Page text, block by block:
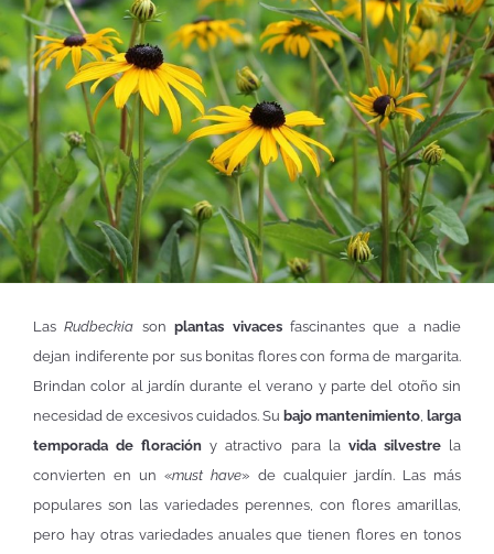
LasRudbeckia sonplantas vivaces fascinantes que a nadie
dejan indiferente por sus bonitas flores con forma de margarita.
Brindan color al jardín durante el verano y parte del otoño sin
necesidad de excesivos cuidados. Su bajo mantenimiento larga
temporada de floración y atractivo para la vida silvestrela
convierten en un «must have» de cualquier jardín. Las más
populares son las variedades perennes, con flores amarillas,
pero hay otras variedades anuales que tienen flores en tonos